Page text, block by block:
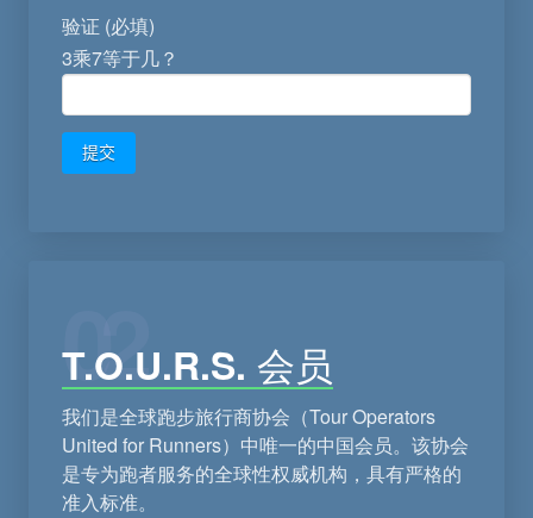
验证 (必填)
3乘7等于几？
02
T.O.U.R.S. 会员
我们是全球跑步旅行商协会（Tour Operators
United for Runners）中唯一的中国会员。该协会
是专为跑者服务的全球性权威机构，具有严格的
准入标准。